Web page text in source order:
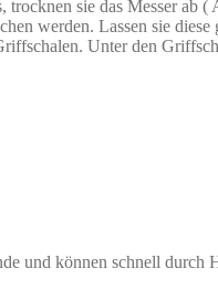
trocknen sie das Messer
werden. Lassen sie
Unter den
und können schnell durch